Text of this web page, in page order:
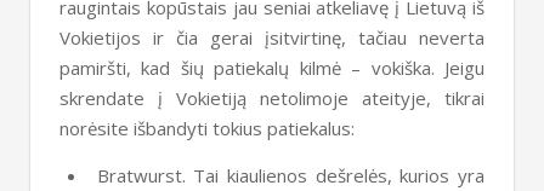
raugintais kopūstais jau seniai atkeliavę į Lietuvą iš
Vokietijos ir čia gerai įsitvirtinę, tačiau neverta
pamiršti, kad šių patiekalų kilmė – vokiška. Jeigu
skrendate į Vokietiją netolimoje ateityje, tikrai
norėsite išbandyti tokius patiekalus:
Bratwurst. Tai kiaulienos dešrelės, kurios yra